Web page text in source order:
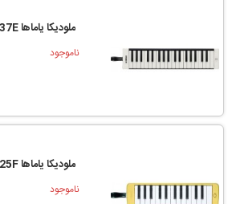
ملودیکا یاماها YAMAHA P37E
ناموجود
ملودیکا یاماها YAMAHA P25F
ناموجود